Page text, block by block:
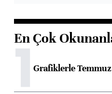
En Çok
1Grafiklerle